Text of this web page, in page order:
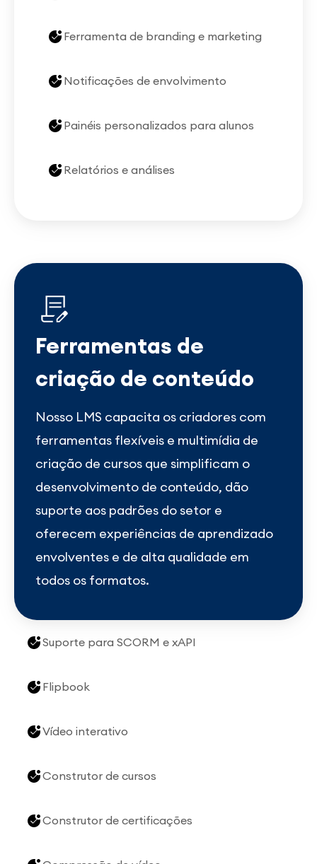
Ferramenta de branding e marketing
Notificações de envolvimento
Painéis personalizados para alunos
Relatórios e análises
Ferramentas de
criação de conteúdo
Nosso LMS capacita os criadores com
ferramentas flexíveis e multimídia de
criação de cursos que simplificam o
desenvolvimento de conteúdo, dão
suporte aos padrões do setor e
oferecem experiências de aprendizado
envolventes e de alta qualidade em
todos os formatos.
Suporte para SCORM e xAPI
Flipbook
Vídeo interativo
Construtor de cursos
Construtor de certificações